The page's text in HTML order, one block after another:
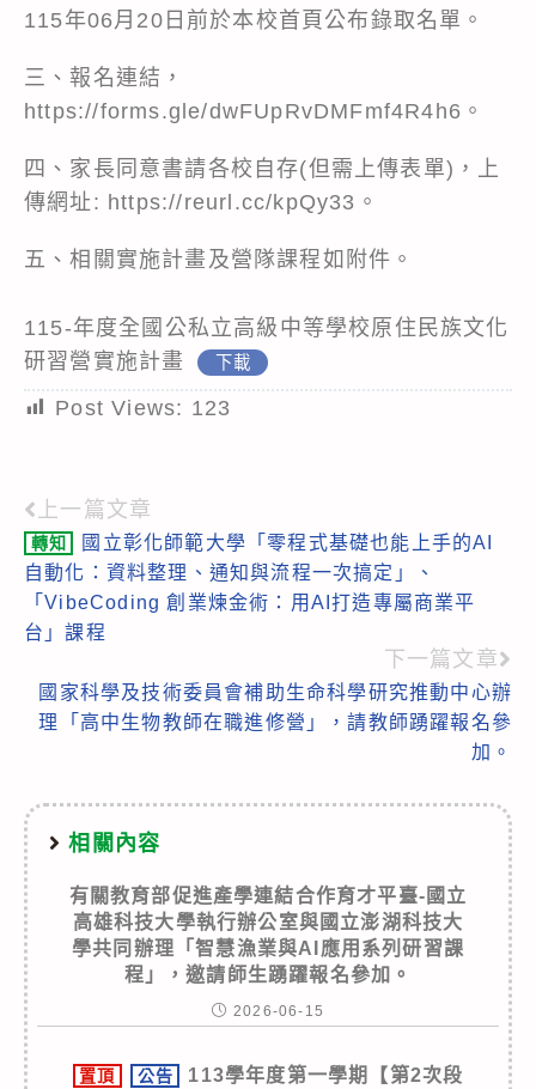
115年06月20日前於本校首頁公布錄取名單。
三、報名連結，
https://forms.gle/dwFUpRvDMFmf4R4h6。
四、家長同意書請各校自存(但需上傳表單)，上
傳網址: https://reurl.cc/kpQy33 。
五、相關實施計畫及營隊課程如附件。
115-年度全國公私立高級中等學校原住民族文化
研習營實施計畫
下載
Post Views: 123
Read
more
articles
上一篇文章
轉知
國立彰化師範大學「零程式基礎也能上手的AI
自動化：資料整理、通知與流程一次搞定」、
「VibeCoding 創業煉金術：用AI打造專屬商業平
台」課程
下一篇文章
國家科學及技術委員會補助生命科學研究推動中心辦
理「高中生物教師在職進修營」，請教師踴躍報名參
加。
相關內容
有關教育部促進產學連結合作育才平臺-國立
高雄科技大學執行辦公室與國立澎湖科技大
學共同辦理「智慧漁業與AI應用系列研習課
程」，邀請師生踴躍報名參加。
2026-06-15
置頂 公告
113學年度第一學期【第2次段